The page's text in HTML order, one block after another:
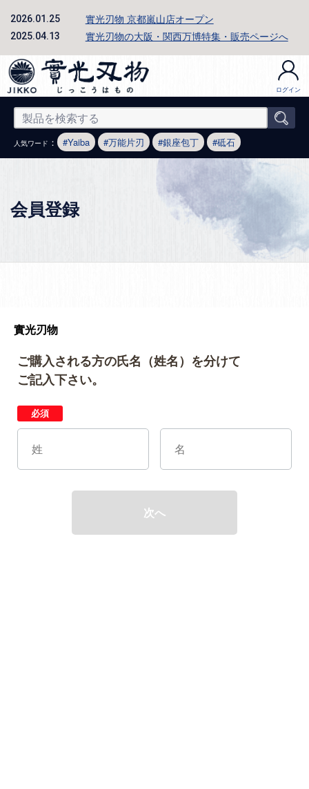
2026.01.25 實光刃物 京都嵐山店オープン
2025.04.13 實光刃物の大阪・関西万博特集・販売ページへ
ログイン
人気ワード ： Yaiba 万能片刃 銀座包丁 砥石
会員登録